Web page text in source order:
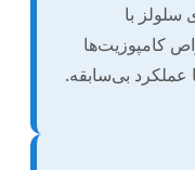
سلولز با
کامپوزیت‌ها
عملکرد بی‌سابقه.